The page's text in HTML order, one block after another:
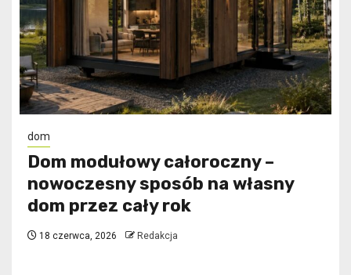
dom
Dom modułowy całoroczny –
nowoczesny sposób na własny
dom przez cały rok
18 czerwca, 2026 Redakcja